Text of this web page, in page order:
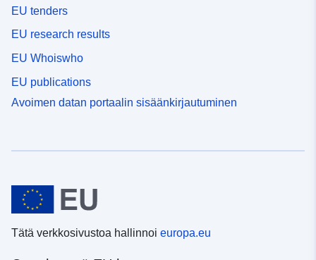
EU tenders
EU research results
EU Whoiswho
EU publications
Avoimen datan portaalin sisäänkirjautuminen
Tätä verkkosivustoa hallinnoi europa.eu